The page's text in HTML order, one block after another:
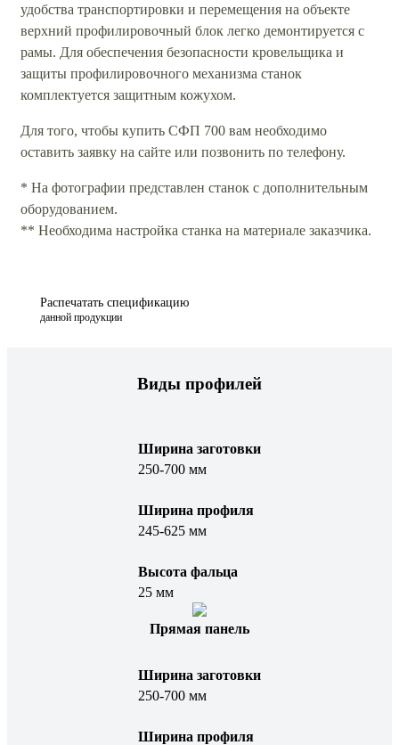
удобства транспортировки и перемещения на объекте
верхний профилировочный блок легко демонтируется с
рамы. Для обеспечения безопасности кровельщика и
защиты профилировочного механизма станок
комплектуется защитным кожухом.
Для того, чтобы купить СФП 700 вам необходимо
оставить заявку на сайте или позвонить по телефону.
* На фотографии представлен станок с дополнительным
оборудованием.
** Необходима настройка станка на материале заказчика.
Распечатать спецификацию
данной продукции
Виды профилей
Ширина заготовки
250-700 мм
Ширина профиля
245-625 мм
Высота фальца
25 мм
Прямая панель
Ширина заготовки
250-700 мм
Ширина профиля